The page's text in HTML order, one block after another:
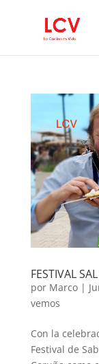
FESTIVAL
por Marco|
vemos
Con la
Festival de